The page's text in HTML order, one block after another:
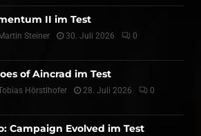
II im Test
Steiner 30. Juli 2026 0
of Aincrad im Test
Hörstlhofer 28. Juli 2026 0
Campaign Evolved im Test